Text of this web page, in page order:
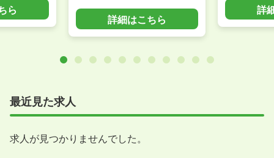
ら
詳細はこちら
詳
最近見た求人
求人が見つかりませんでした。